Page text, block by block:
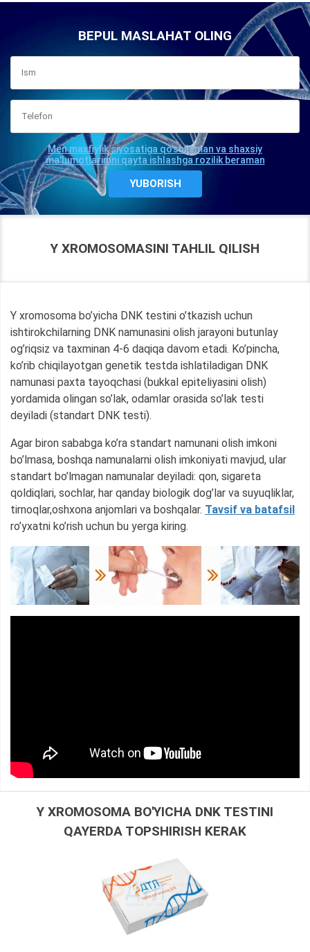
BEPUL MASLAHAT OLING
Men maxfiylik siyosatiga qo'shilaman va shaxsiy
ma'lumotlarimni qayta ishlashga rozilik beraman
Y XROMOSOMASINI TAHLIL QILISH
Y xromosoma bo’yicha DNK testini o’tkazish uchun
ishtirokchilarning DNK namunasini olish jarayoni butunlay
og’riqsiz va taxminan 4-6 daqiqa davom etadi. Ko’pincha,
ko’rib chiqilayotgan genetik testda ishlatiladigan DNK
namunasi paxta tayoqchasi (bukkal epiteliyasini olish)
yordamida olingan so’lak, odamlar orasida so’lak testi
deyiladi (standart DNK testi).
Agar biron sababga ko’ra standart namunani olish imkoni
bo’lmasa, boshqa namunalarni olish imkoniyati mavjud, ular
standart bo’lmagan namunalar deyiladi: qon, sigareta
qoldiqlari, sochlar, har qanday biologik dog’lar va suyuqliklar,
tirnoqlar,oshxona anjomlari va boshqalar. Tavsif va batafsil
ro’yxatni ko’rish uchun bu yerga kiring.
Y XROMOSOMA BO'YICHA DNK TESTINI
QAYERDA TOPSHIRISH KERAK